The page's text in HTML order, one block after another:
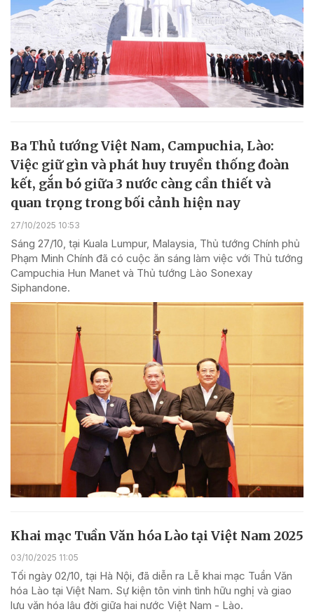
Ba Thủ tướng Việt Nam, Campuchia, Lào:
Việc giữ gìn và phát huy truyền thống đoàn
kết, gắn bó giữa 3 nước càng cần thiết và
quan trọng trong bối cảnh hiện nay
27/10/2025 10:53
Sáng 27/10, tại Kuala Lumpur, Malaysia, Thủ tướng Chính phủ
Phạm Minh Chính đã có cuộc ăn sáng làm việc với Thủ tướng
Campuchia Hun Manet và Thủ tướng Lào Sonexay
Siphandone.
Khai mạc Tuần Văn hóa Lào tại Việt Nam 2025
03/10/2025 11:05
Tối ngày 02/10, tại Hà Nội, đã diễn ra Lễ khai mạc Tuần Văn
hóa Lào tại Việt Nam. Sự kiện tôn vinh tình hữu nghị và giao
lưu văn hóa lâu đời giữa hai nước Việt Nam - Lào.